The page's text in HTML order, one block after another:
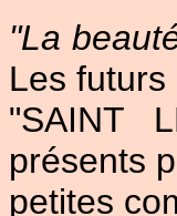
"La
Les
"SAINT
présents
petites